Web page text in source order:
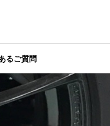
るご質問